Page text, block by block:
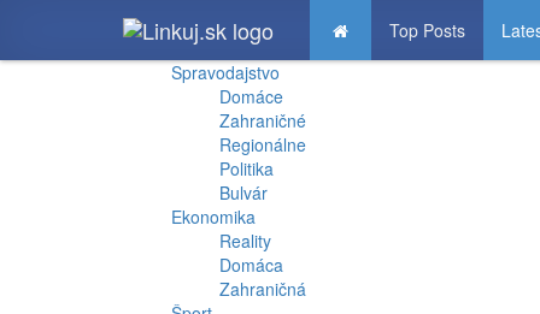
Top Posts
Spravodajstvo
Domáce
Zahraničné
Regionálne
Politika
Bulvár
Ekonomika
Reality
Domáca
Zahraničná